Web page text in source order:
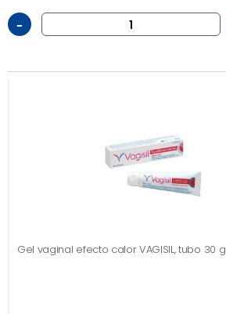
-
Gel vaginal efecto calor VAGISIL, tubo 30 g